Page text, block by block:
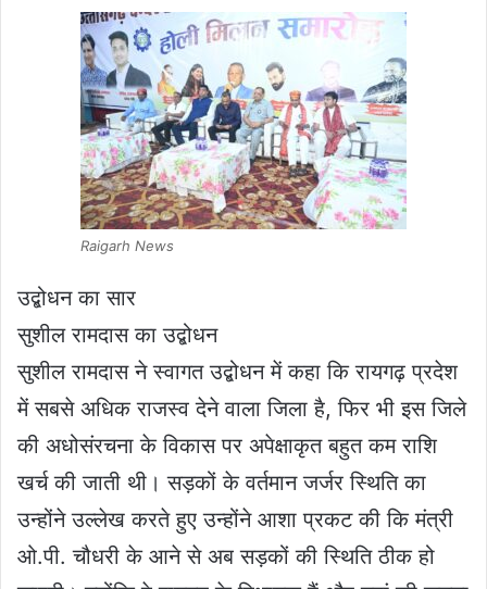
Raigarh News
उद्बोधन का सार
सुशील रामदास का उद्बोधन
सुशील रामदास ने स्वागत उद्बोधन में कहा कि रायगढ़ प्रदेश
में सबसे अधिक राजस्व देने वाला जिला है, फिर भी इस जिले
की अधोसंरचना के विकास पर अपेक्षाकृत बहुत कम राशि
खर्च की जाती थी। सड़कों के वर्तमान जर्जर स्थिति का
उन्होंने उल्लेख करते हुए उन्होंने आशा प्रकट की कि मंत्री
ओ.पी. चौधरी के आने से अब सड़कों की स्थिति ठीक हो